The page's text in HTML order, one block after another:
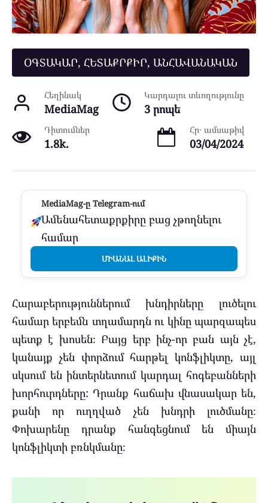
ՕԳՏԱԿԱՐ, ՀԵՏԱՔՐՔԻՐ, ԱՆՀԱՎԱՆԱԿԱՆ
Հեղինակ
MediaMag
Կարդալու տևողությունը
3 րոպե
Դիտումներ
1.8k.
Հր․ ամսաթիվ
03/04/2024
MediaMag-ը Telegram-ում
Ամենահետաքրքիրը բաց չթողնելու
համար
ՄԻԱՆԱԼ ԱԼԻՔԻՆ
Հարաբերություններում խնդիրները լուծելու
համար երբեմն տղամարդն ու կինը պարզապես
պետք է խոսեն։ Բայց երբ ինչ-որ բան այն չէ,
կանայք չեն փորձում հարթել կոնֆլիկտը, այլ
սկսում են ինտերնետում կարդալ հոգեբանների
խորհուրդները: Դրանք հաճախ վնասակար են,
քանի որ ուղղված չեն խնդրի լուծմանը։
Փոխարենը դրանք հանգեցնում են միայն
կոնֆլիկտի բռնկմանը։